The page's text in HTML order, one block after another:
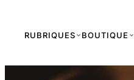
RUBRIQUES BOUTIQUE